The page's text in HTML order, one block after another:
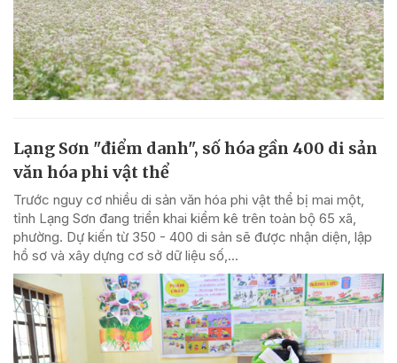
Lạng Sơn "điểm danh", số hóa gần 400 di sản
văn hóa phi vật thể
Trước nguy cơ nhiều di sản văn hóa phi vật thể bị mai một,
tỉnh Lạng Sơn đang triển khai kiểm kê trên toàn bộ 65 xã,
phường. Dự kiến từ 350 - 400 di sản sẽ được nhận diện, lập
hồ sơ và xây dựng cơ sở dữ liệu số,...